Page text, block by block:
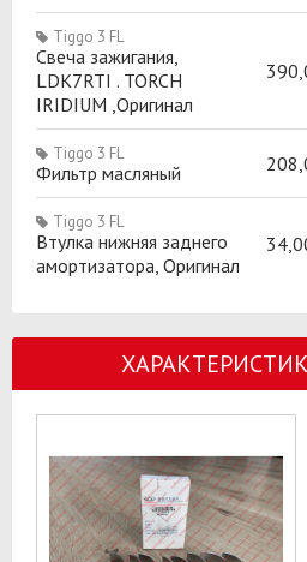
Tiggo 3 FL
Свеча зажигания,
LDK7RTI . TORCH
IRIDIUM ,Оригинал
Tiggo 3 FL
Фильтр масляный
Tiggo 3 FL
Втулка нижняя заднего
амортизатора, Оригинал